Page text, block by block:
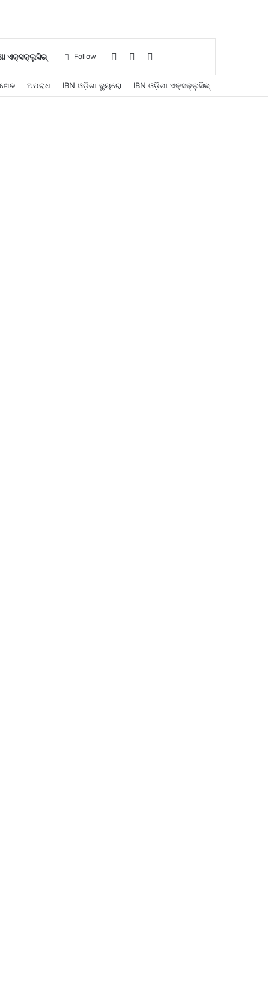
ଏକ୍ସକ୍ଲୁସିଭ୍
for
Sidebar
Log
In
Follow
ଖେଳ ଅପରାଧ IBN ଓଡ଼ିଶା ବ୍ୟୁରୋ IBN ଓଡ଼ିଶା ଏକ୍ସକ୍ଲୁସିଭ୍